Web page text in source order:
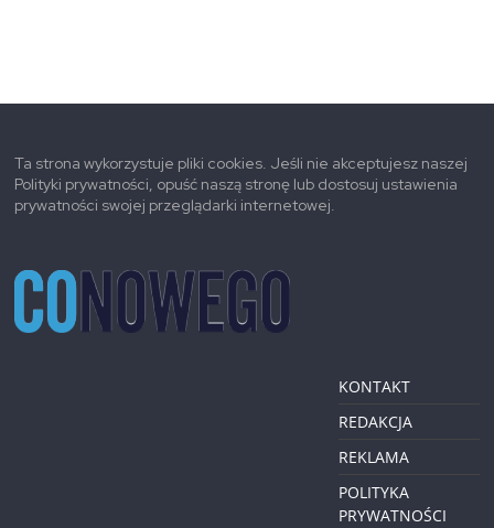
Ta strona wykorzystuje pliki cookies. Jeśli nie akceptujesz naszej
Polityki prywatności, opuść naszą stronę lub dostosuj ustawienia
prywatności swojej przeglądarki internetowej.
KONTAKT
REDAKCJA
REKLAMA
POLITYKA
PRYWATNOŚCI